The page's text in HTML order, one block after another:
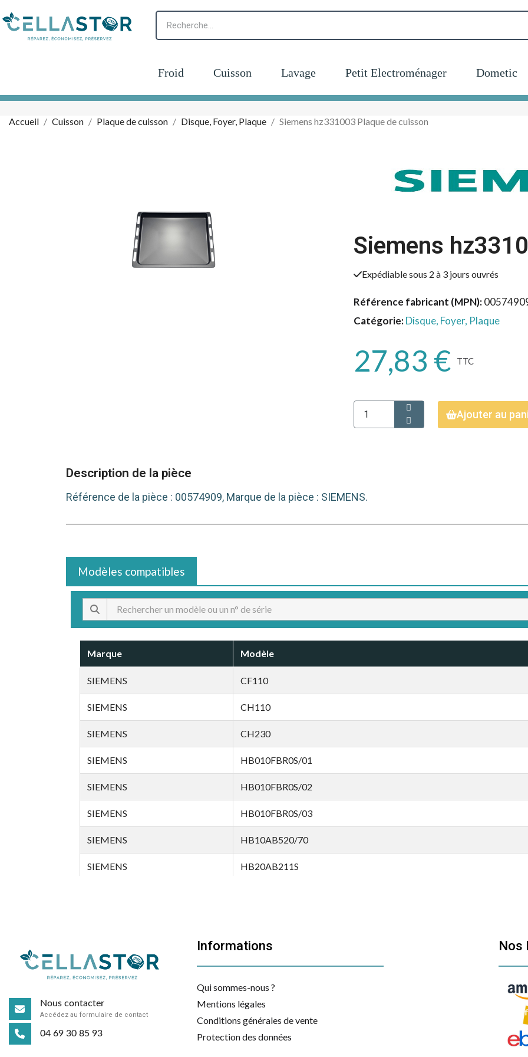
Froid Cuisson Lavage Petit Electroménager Dometic
Accueil Cuisson Plaque de cuisson Disque, Foyer, Plaque Siemens hz331003 Plaque de cuisson
Siemens
Expédiable sous 2 à 3 jours ouvrés
Référence fabricant (MPN)
Catégorie Disque, Foyer, Plaque
27,83 € TTC
Ajouter au
Description de la pièce
Référence de la pièce : 00574909, Marque de la pièce : SIEMENS.
Modèles compatibles
Marque Modèle
SIEMENS CF110
SIEMENS CH110
SIEMENS CH230
SIEMENS HB010FBR0S/01
SIEMENS HB010FBR0S/02
SIEMENS HB010FBR0S/03
SIEMENS HB10AB520/70
SIEMENS HB20AB211S
HB20AB212S/70
SIEMENS
SIEMENS HB23AB211S
HB23AB221S/06
Nous contacter
Accédez au formulaire de contact
04 69 30 85 93
Informations
Qui sommes-nous ?
Mentions légales
Conditions générales de vente
Protection des données
Nos